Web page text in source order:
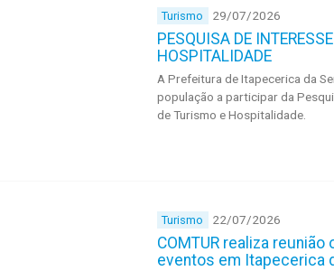
Turismo 29/07/2026
PESQUISA DE
HOSPITALIDADE
A Prefeitura de Itapecerica da
população a participar da
de Turismo e Hospitalidade.
Turismo 22/07/2026
COMTUR realiza
eventos em Itapecerica